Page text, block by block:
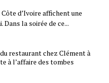
d’Ivoire affichent une
Dans la soirée de ce...
restaurant chez Clément à
à l’affaire des tombes